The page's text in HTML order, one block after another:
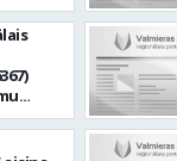
(uz